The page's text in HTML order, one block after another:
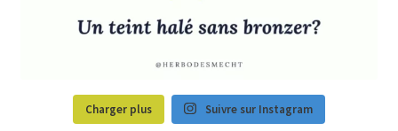
Charger plus Suivre sur Instagram